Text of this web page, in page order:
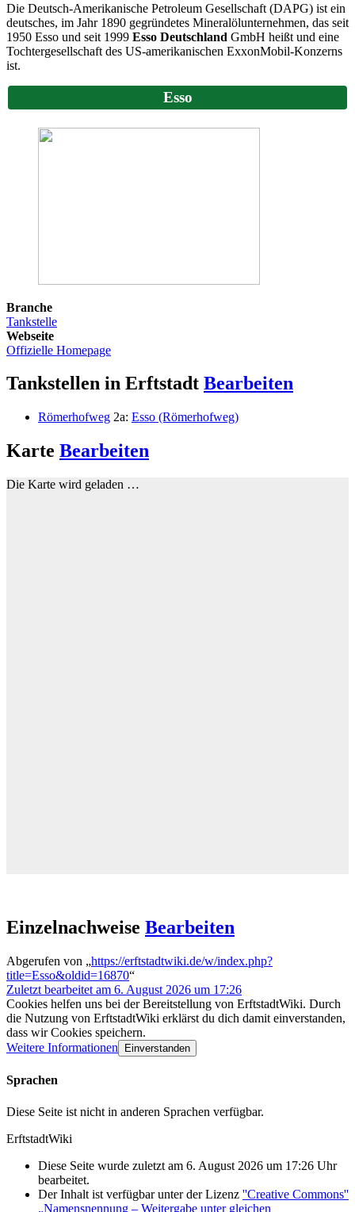
Die Deutsch-Amerikanische Petroleum Gesellschaft (DAPG) ist ein
deutsches, im Jahr 1890 gegründetes Mineralölunternehmen, das seit
1950 Esso und seit 1999 Esso Deutschland GmbH heißt und eine
Tochtergesellschaft des US-amerikanischen ExxonMobil-Konzerns
ist.
Esso
Branche
Tankstelle
Webseite
Offizielle Homepage
Tankstellen in Erftstadt Bearbeiten
Römerhofweg 2a: Esso (Römerhofweg)
Karte Bearbeiten
Die Karte wird geladen …
Einzelnachweise Bearbeiten
Abgerufen von „https://erftstadtwiki.de/w/index.php?
title=Esso&oldid=16870“
Zuletzt bearbeitet am 6. August 2026 um 17:26
Cookies helfen uns bei der Bereitstellung von ErftstadtWiki. Durch
die Nutzung von ErftstadtWiki erklärst du dich damit einverstanden,
dass wir Cookies speichern.
Weitere Informationen
Einverstanden
Sprachen
Diese Seite ist nicht in anderen Sprachen verfügbar.
ErftstadtWiki
Diese Seite wurde zuletzt am 6. August 2026 um 17:26 Uhr
bearbeitet.
Der Inhalt ist verfügbar unter der Lizenz ''Creative Commons''
„Namensnennung – Weitergabe unter gleichen